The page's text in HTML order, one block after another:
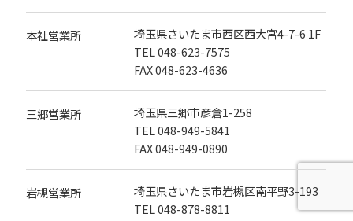
本社営業所
埼玉県さいたま市西区西大宮4-7-6 1F
TEL048-623-7575
FAX 048-623-4636
三郷営業所
埼玉県三郷市彦倉1-258
TEL048-949-5841
FAX 048-949-0890
岩槻営業所
埼玉県さいたま市岩槻区南平野3-193
TEL048-878-8811